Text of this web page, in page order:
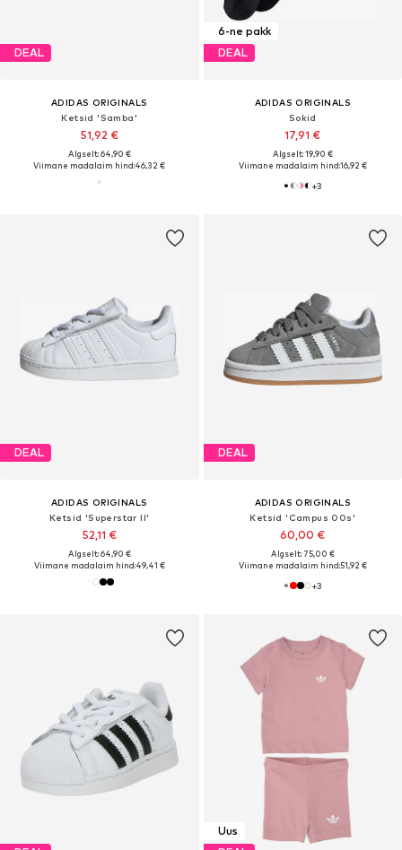
DEAL
ADIDAS ORIGINALS
Ketsid 'Samba'
51,92 €
Algselt: 64,90 €
Viimane madalaim hind:46,32 €
6-ne pakk
DEAL
ADIDAS ORIGINALS
Sokid
17,91 €
Algselt: 19,90 €
Viimane madalaim hind:16,92 €
+3
DEAL
ADIDAS ORIGINALS
Ketsid 'Superstar II'
52,11 €
Algselt: 64,90 €
Viimane madalaim hind:49,41 €
DEAL
ADIDAS ORIGINALS
Ketsid 'Campus 00s'
60,00 €
Algselt: 75,00 €
Viimane madalaim hind:51,92 €
+3
Uus